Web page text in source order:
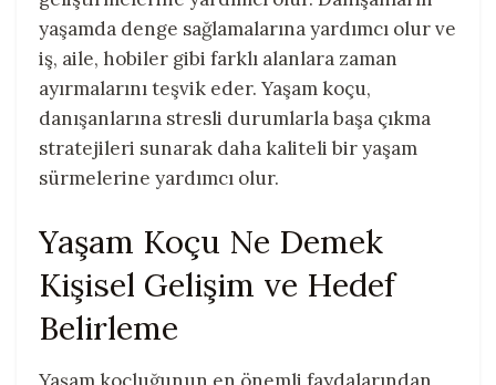
yaşamda denge sağlamalarına yardımcı olur ve
iş, aile, hobiler gibi farklı alanlara zaman
ayırmalarını teşvik eder. Yaşam koçu,
danışanlarına stresli durumlarla başa çıkma
stratejileri sunarak daha kaliteli bir yaşam
sürmelerine yardımcı olur.
Yaşam Koçu Ne Demek
Kişisel Gelişim ve Hedef
Belirleme
Yaşam koçluğunun en önemli faydalarından